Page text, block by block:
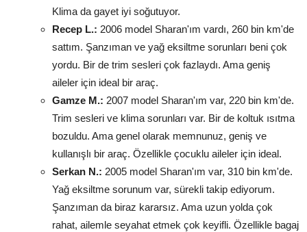
Klima da gayet iyi soğutuyor.
Recep L.: 2006 model Sharan'ım vardı, 260 bin km'de
sattım. Şanzıman ve yağ eksiltme sorunları beni çok
yordu. Bir de trim sesleri çok fazlaydı. Ama geniş
aileler için ideal bir araç.
Gamze M.: 2007 model Sharan'ım var, 220 bin km'de.
Trim sesleri ve klima sorunları var. Bir de koltuk ısıtma
bozuldu. Ama genel olarak memnunuz, geniş ve
kullanışlı bir araç. Özellikle çocuklu aileler için ideal.
Serkan N.: 2005 model Sharan'ım var, 310 bin km'de.
Yağ eksiltme sorunum var, sürekli takip ediyorum.
Şanzıman da biraz kararsız. Ama uzun yolda çok
rahat, ailemle seyahat etmek çok keyifli. Özellikle bagaj